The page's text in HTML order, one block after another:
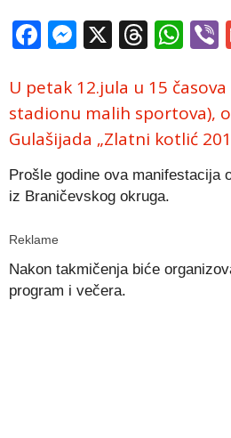
Facebook
Messenger
X
U petak 12.jula u 15
stadionu malih sportova),
Gulašijada „Zlatni kotlić
Prošle godine ova manifestacija
iz Braničevskog okruga.
Reklame
Nakon takmičenja biće
program i večera.